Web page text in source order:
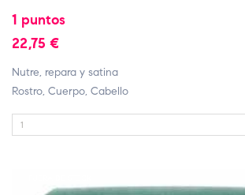
1 puntos
22,75 €
Nutre, repara y satina
Rostro, Cuerpo, Cabello